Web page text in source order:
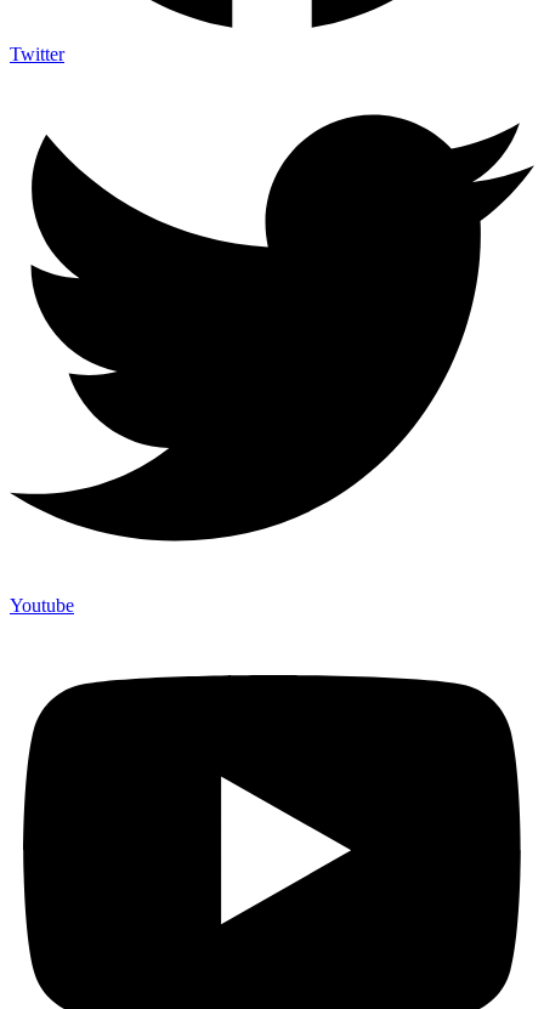
Twitter
Youtube